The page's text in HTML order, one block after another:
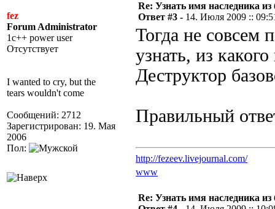
fez
Forum Administrator
1c++ power user
Отсутствует
I wanted to cry, but the
tears wouldn't come
Сообщений: 2712
Зарегистрирован: 19. Мая
2006
Пол:
Re: Узнать имя наследника из
Ответ #3 - 14. Июля 2009 ::
Тогда не совсем
узнать, из
Деструктор
Правильный
http://fezeev.livejournal.com/
www
Re: Узнать имя наследника из